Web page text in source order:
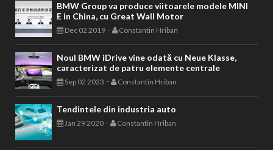
BMW Group va produce viitoarele modele MINI
E in China, cu Great Wall Motor
Dec 02 2019 - Constantin Hriban
Noul BMW iDrive vine odată cu Neue Klasse,
caracterizat de patru elemente centrale
Sep 02 2023 - Constantin Hriban
Tendintele din industria auto
Jan 29 2020 - Constantin Hriban